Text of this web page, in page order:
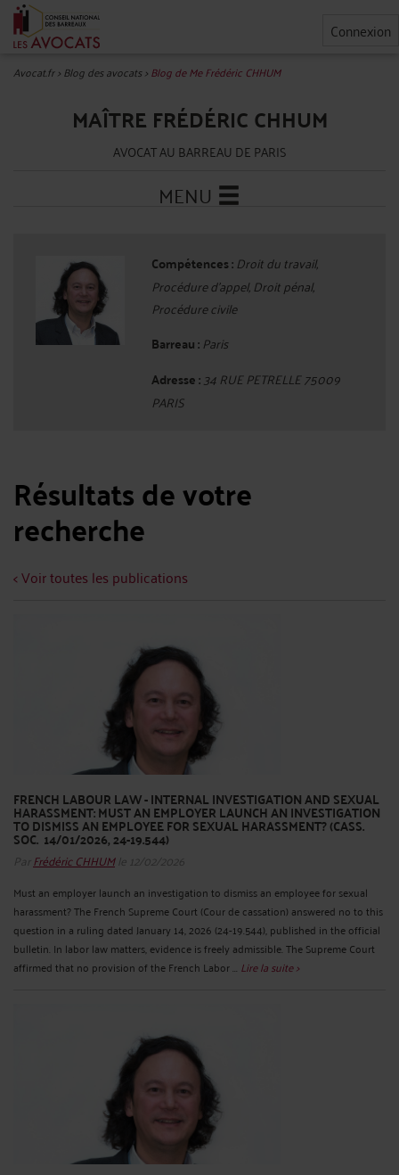
Connexion
Avocat.fr>Blog des avocats>Blog de Me Frédéric CHHUM
MAÎTRE FRÉDÉRIC CHHUM
AVOCAT AU BARREAU DE PARIS
MENU
Compétences : Droit du travail,
Procédure d'appel, Droit pénal,
Procédure civile
Barreau : Paris
Adresse :34 RUE PETRELLE 75009
PARIS
Résultats de votre
recherche
< Voir toutes les publications
FRENCH LABOUR LAW - INTERNAL INVESTIGATION AND SEXUAL
HARASSMENT: MUST AN EMPLOYER LAUNCH AN INVESTIGATION
TO DISMISS AN EMPLOYEE FOR SEXUAL HARASSMENT? (CASS.
SOC. 14/01/2026, 24-19.544)
Par Frédéric CHHUMle 12/02/2026
Must an employer launch an investigation to dismiss an employee for sexual
harassment? The French Supreme Court (Cour de cassation) answered no to this
question in a ruling dated January 14, 2026 (24-19.544), published in the official
bulletin. In labor law matters, evidence is freely admissible. The Supreme Court
affirmed that no provision of the French Labor ... Lire la suite >